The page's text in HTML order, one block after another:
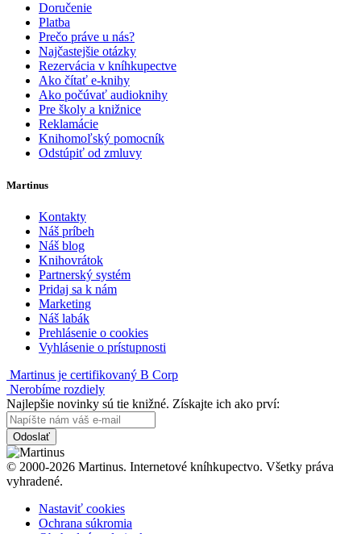
Doručenie
Platba
Prečo práve u nás?
Najčastejšie otázky
Rezervácia v kníhkupectve
Ako čítať e-knihy
Ako počúvať audioknihy
Pre školy a knižnice
Reklamácie
Knihomoľský pomocník
Odstúpiť od zmluvy
Martinus
Kontakty
Náš príbeh
Náš blog
Knihovrátok
Partnerský systém
Pridaj sa k nám
Marketing
Náš labák
Prehlásenie o cookies
Vyhlásenie o prístupnosti
Martinus je certifikovaný B Corp
Nerobíme rozdiely
Najlepšie novinky sú tie knižné. Získajte ich ako prví:
Odoslať
© 2000-2026 Martinus. Internetové kníhkupectvo. Všetky práva
vyhradené.
Nastaviť cookies
Ochrana súkromia